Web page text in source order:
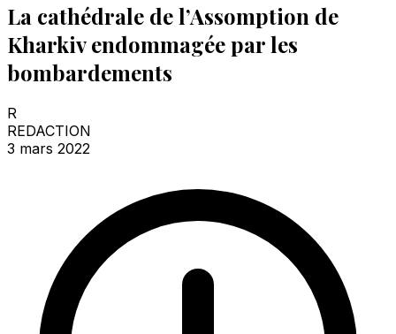
La cathédrale de l’Assomption de
Kharkiv endommagée par les
bombardements
R
REDACTION
3 mars 2022